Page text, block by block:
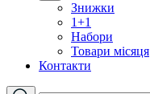
Знижки
1+1
Набори
Товари місяця
Контакти